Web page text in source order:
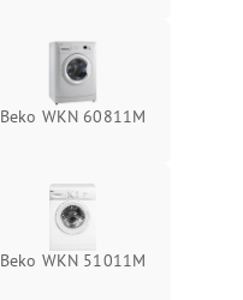
Beko WKN 60811M
Beko WKN 51011M